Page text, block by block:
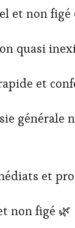
et non figé
quasi
et
générale
et
non figé 🌿